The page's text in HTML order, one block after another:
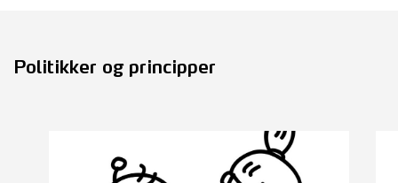
Politikker og principper